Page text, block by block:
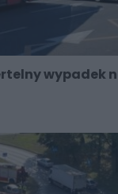
wypadek